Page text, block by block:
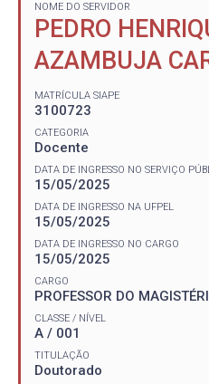
NOME DO SERVIDOR
PEDRO
AZAMBUJA
MATRÍCULA SIAPE
3100723
CATEGORIA
Docente
DATA DE INGRESSO NO SERVIÇO
15/05/2025
DATA DE INGRESSO NA UFPEL
15/05/2025
DATA DE INGRESSO NO CARGO
15/05/2025
CARGO
PROFESSOR DO
CLASSE / NÍVEL
A / 001
TITULAÇÃO
Doutorado